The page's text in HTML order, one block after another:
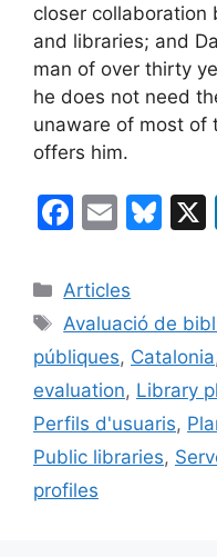
closer collaboration
and libraries; and
man of over thirty
he does not need
unaware of most of
offers him.
F
c
e
b
o
o
k
E
ai
l
Bl
s
k
y
Categories
Articles
Etiquetes
Avaluació de
públiques, Catalonia
evaluation, Library
Perfils d'usuaris,
Public libraries,
profiles